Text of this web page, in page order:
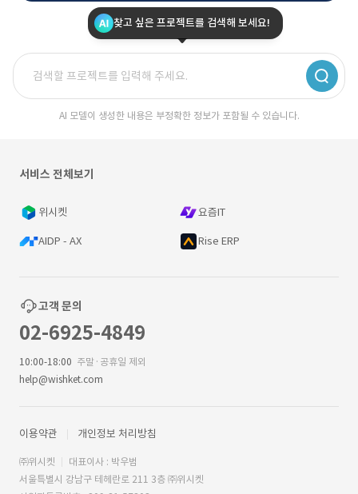
찾고 싶은 프로젝트를 검색해 보세요!
AI 모델이 생성한 내용은 부정확한 정보가 포함될 수 있습니다.
서비스 전체보기
위시켓 요즘IT
AIDP - AX Rise ERP
고객 문의
02-6925-4849
10:00-18:00 주말·공휴일 제외
help@wishket.com
이용약관 개인정보 처리방침
㈜위시켓
대표이사 : 박우범
서울특별시 강남구 테헤란로 211 3층 ㈜위시켓